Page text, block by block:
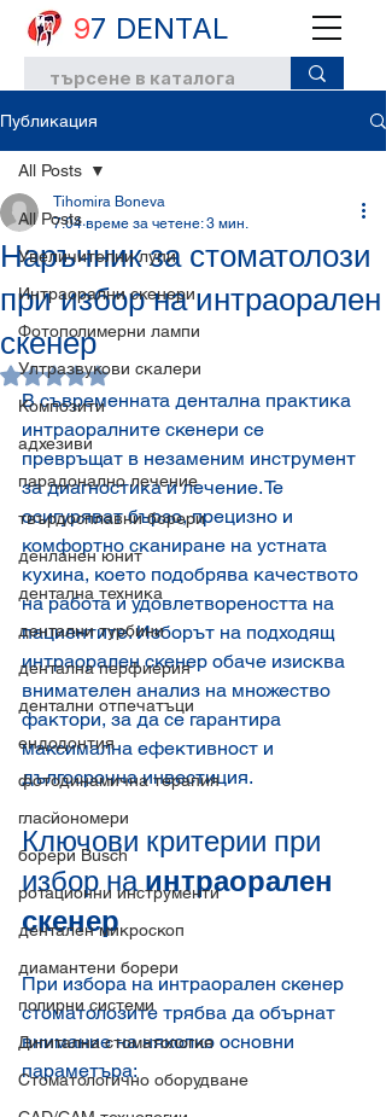
97 DENTAL
Публикация
All Posts
Увеличителни лупи
Интраорални скенери
Фотополимерни лампи
Ултразвукови скалери
Композити
адхезиви
парадонално лечение
твърдосплавни борери
денланен юнит
дентална техника
дентални турбини
дентална перфиерия
дентални отпечатъци
ендодонтия
фотодинамична терапия
гласйономери
борери Busch
ротационни инструменти
дентален микроскоп
диамантени борери
полирни системи
Дигитална стоматология
Стоматологично оборудване
All Posts
Наръчник за стоматолози
при избор на интраорален
скенер
Tihomira Boneva
7.04 време за четене: 3 мин.
Оценено с NaN от 5 звезди.
В съвременната дентална практика
интраоралните скенери се
превръщат в незаменим инструмент
за диагностика и лечение. Те
осигуряват бързо, прецизно и
комфортно сканиране на устната
кухина, което подобрява качеството
на работа и удовлетвореността на
пациентите. Изборът на подходящ
интраорален скенер обаче изисква
внимателен анализ на множество
фактори, за да се гарантира
максимална ефективност и
дългосрочна инвестиция.
Ключови критерии при
избор на интраорален
скенер
При избора на интраорален скенер
стоматолозите трябва да обърнат
внимание на няколко основни
параметъра: